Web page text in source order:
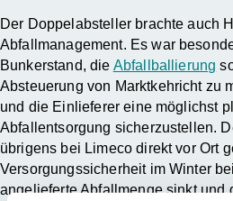
Der Doppelabsteller brachte auch
Abfallmanagement. Es war
Bunkerstand, die Abfallballierung
Absteuerung von Marktkehricht zu
und die Einlieferer eine möglichst
Abfallentsorgung sicherzustellen.
übrigens bei Limeco direkt vor Ort
Versorgungssicherheit im Winter
angelieferte Abfallmenge sinkt und